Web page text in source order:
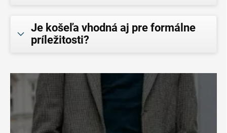
Je košeľa vhodná aj pre formálne
príležitosti?